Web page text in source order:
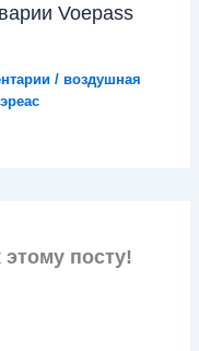
Voepass
/воздушная
посту!